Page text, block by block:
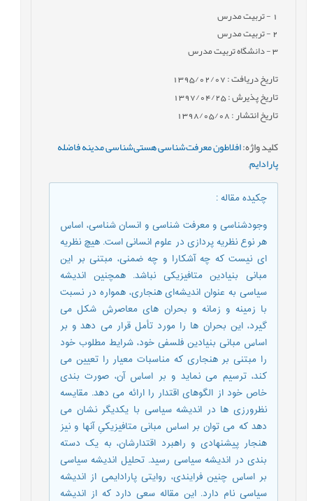
- تربیت مدرس
2- تربیت مدرس
3- دانشگاه تربیت مدرس
تاریخ دریافت : 1395/02/07
تاریخ پذیرش : 1397/04/25
تاریخ انتشار : 1398/05/08
کلید واژه:افلاطون معرفت‌شناسی هستی‌شناسی مدینه فاضله
پارادایم,
چکیده مقاله:
وجودشناسی و معرفت شناسی و انسان شناسی، اساس
هر نوع نظریه پردازی در علوم انسانی است. هیچ نظریه
ای نیست که چه آشکارا و چه ضمنی، مبتنی بر این
مبانی بنیادین متافیزیکی نباشد. همچنین اندیشه
سیاسی به عنوان اندیشه‌ای هنجاری، همواره در نسبت
با زمینه و زمانه و بحران های معاصرش شکل می
گیرد، این بحران ها را مورد تأمل قرار می دهد و بر
اساس مبانی بنیادین فلسفی خود، شرایط مطلوب خود
را مبتنی بر هنجاری که مناسبات معیار را تعیین می
کند، ترسیم می نماید و بر اساس آن، صورت بندی
خاص خود از الگوهای اقتدار را ارائه می دهد. مقایسه
نظرورزی ها در اندیشه سیاسی با یکدیگر نشان می
دهد که می توان بر اساس مبانی متافیزیکیِ آنها و نیز
هنجار پیشنهادی و راهبرد اقتدارشان، به یک دسته
بندی در اندیشه سیاسی رسید. تحلیل اندیشه سیاسی
بر اساس چنین فرایندی، روایتی پارادایمی از اندیشه
سیاسی نام دارد. این مقاله سعی دارد که از اندیشه